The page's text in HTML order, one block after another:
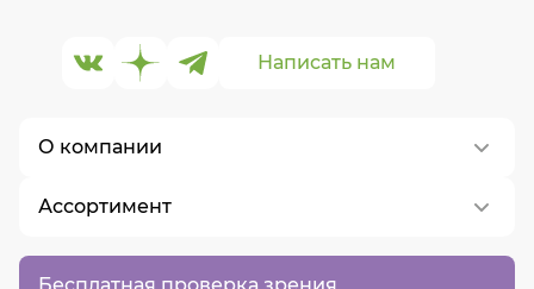
Бесплатная проверка зрения
О компании
О нас
Контакты
Ассортимент
Написать нам